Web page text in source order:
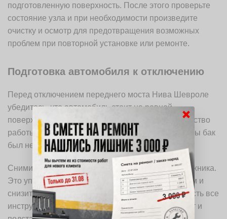
подготовленную поверхность. После этого проверьте
состояние узла и при необходимости произведите
очистку и осмотр для предотвращения возможных
проблем при повторной установке или ремонте.
Подготовка автомобиля к отключению
Перед отключением переднего моста Нива Шевроле
убедитесь, что автомобиль стоит на ровной
поверхности. Это обеспечит безопасность и удобство
работы. Проверьте уровень топлива; лучше, чтобы бак
был не полным, чтобы избежать лишнего веса.
Снимите все лишние предметы из салона и багажника.
Это упростит доступ к необходимым компонентам и
снизит риск повреждений. Убедитесь, что у вас есть все
инструменты под рукой: ключи, отвертки, домкрат и
×